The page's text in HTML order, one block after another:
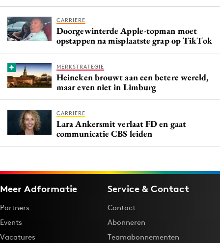
CARRIERE
Doorgewinterde Apple-topman moet
opstappen na misplaatste grap op TikTok
MERKSTRATEGIE
Heineken brouwt aan een betere wereld,
maar even niet in Limburg
CARRIERE
Lara Ankersmit verlaat FD en gaat
communicatie CBS leiden
Meer Adformatie
Partners
Events
Vacatures
Service & Contact
Contact
Abonneren
Teamabonnementen